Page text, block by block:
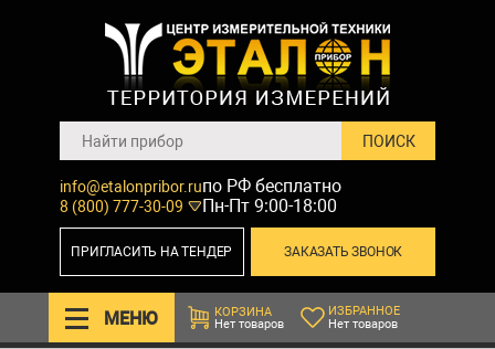
info@etalonpribor.ru
8 (800) 777-30-09
по РФ бесплатно
Пн-Пт 9:00-18:00
ЗАКАЗАТЬ ЗВОНОК
ПРИГЛАСИТЬ НА ТЕНДЕР
МЕНЮ
КОРЗИНА
Нет товаров
ИЗБРАННОЕ
Нет товаров